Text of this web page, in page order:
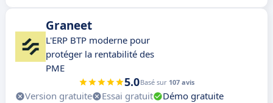
Graneet
L'ERP BTP moderne pour
protéger la rentabilité des
PME
5.0Basé sur 107 avis
Version gratuite Essai gratuit
Démo gratuite